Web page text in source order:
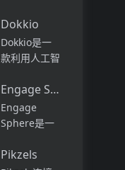
上下文信息。
它可以帮助全
球快速增长的
团队节省时
间，创造上
下...
程师而设计，
可以用于原型
开发和生成式
产。它提供了
一站式的多模
态AI模型访
问，包括语言
模型（...
Dokkio
Dokkio是一
款利用人工智
文件协作的工
具。它能帮助
用户管理多个
档和文件、整
理研究材料、
Engage Sphere AI
Engage
Sphere是一
工参与度分析
Pikzels